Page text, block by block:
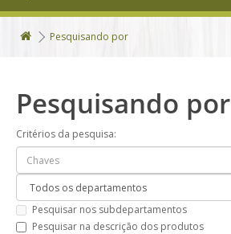
Pesquisando por
Pesquisando por
Critérios da pesquisa:
Pesquisar nos subdepartamentos
Pesquisar na descrição dos produtos